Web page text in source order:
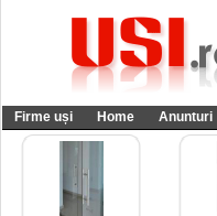
Firme uși Home Anunturi